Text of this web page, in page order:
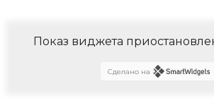
Показ виджета
Сделано на